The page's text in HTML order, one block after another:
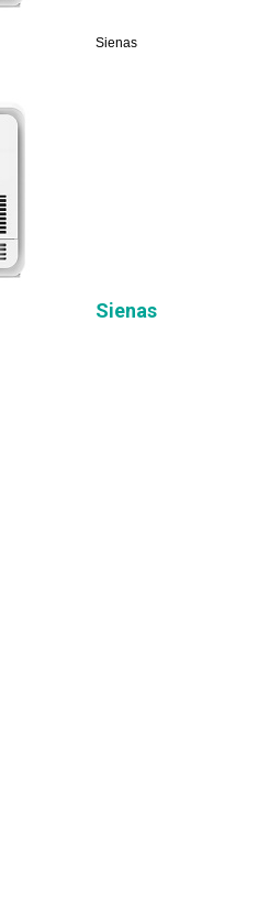
Sienas
Sienas